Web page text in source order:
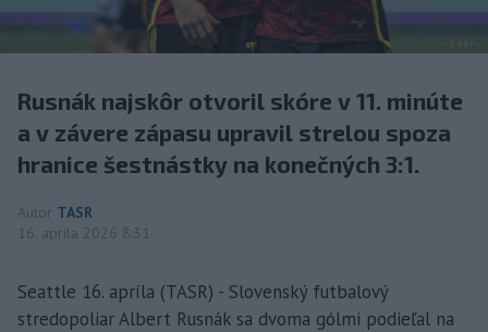
Rusnák najskôr otvoril skóre v 11. minúte
a v závere zápasu upravil strelou spoza
hranice šestnástky na konečných 3:1.
Autor TASR
16. apríla 2026 8:31
Seattle 16. apríla (TASR) - Slovenský futbalový
stredopoliar Albert Rusnák sa dvoma gólmi podieľal na